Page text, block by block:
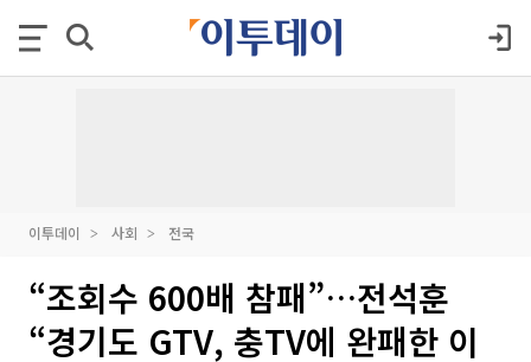
이투데이 사회 전국
“조회수 600배 참패”…전석훈
“경기도 GTV, 충TV에 완패한 이